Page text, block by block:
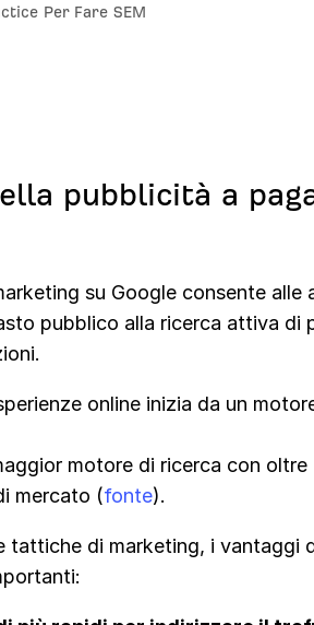
Per Fare SEM
pubblicità a
su Google consente alle
pubblico alla ricerca attiva di
online inizia da un
motore di ricerca con
mercato (fonte).
tattiche di marketing, i vantaggi